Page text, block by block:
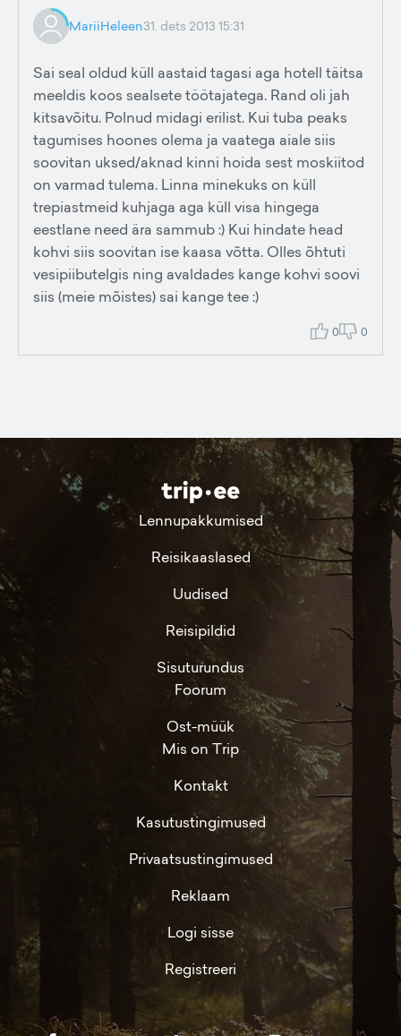
MariiHeleen31. dets 2013 15:31
Sai seal oldud küll aastaid tagasi aga hotell täitsa
meeldis koos sealsete töötajatega. Rand oli jah
kitsavõitu. Polnud midagi erilist. Kui tuba peaks
tagumises hoones olema ja vaatega aiale siis
soovitan uksed/aknad kinni hoida sest moskiitod
on varmad tulema. Linna minekuks on küll
trepiastmeid kuhjaga aga küll visa hingega
eestlane need ära sammub :) Kui hindate head
kohvi siis soovitan ise kaasa võtta. Olles õhtuti
vesipiibutelgis ning avaldades kange kohvi soovi
siis (meie mõistes) sai kange tee :)
0 0
Lennupakkumised
Reisikaaslased
Uudised
Reisipildid
Sisuturundus
Foorum
Ost-müük
Mis on Trip
Kontakt
Kasutustingimused
Privaatsustingimused
Reklaam
Logi sisse
Registreeri